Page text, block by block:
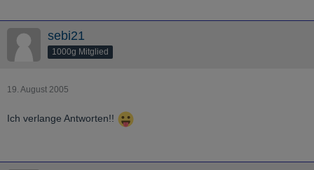
sebi21
1000g Mitglied
19. August 2005
Ich verlange Antworten!!